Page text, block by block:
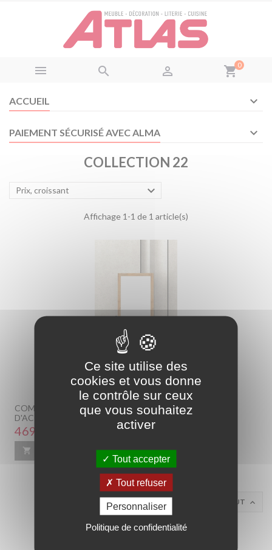
   shopping_cart0
ACCUEIL
PAIEMENT SÉCURISÉ AVEC ALMA
COLLECTION 22
Prix, croissant 
Affichage 1-1 de 1 article(s)
COMMODE 6 TIROIRS AVEC SON MIROIR EN BOIS
D'ACCACIA - COLORIS MARRON
Prix
469,00 €
 En savoir plus
RETOUR EN HAUT 
Ce site utilise des
cookies et vous donne
le contrôle sur ceux
que vous souhaitez
activer
Tout accepter
Tout refuser
Personnaliser
Politique de confidentialité